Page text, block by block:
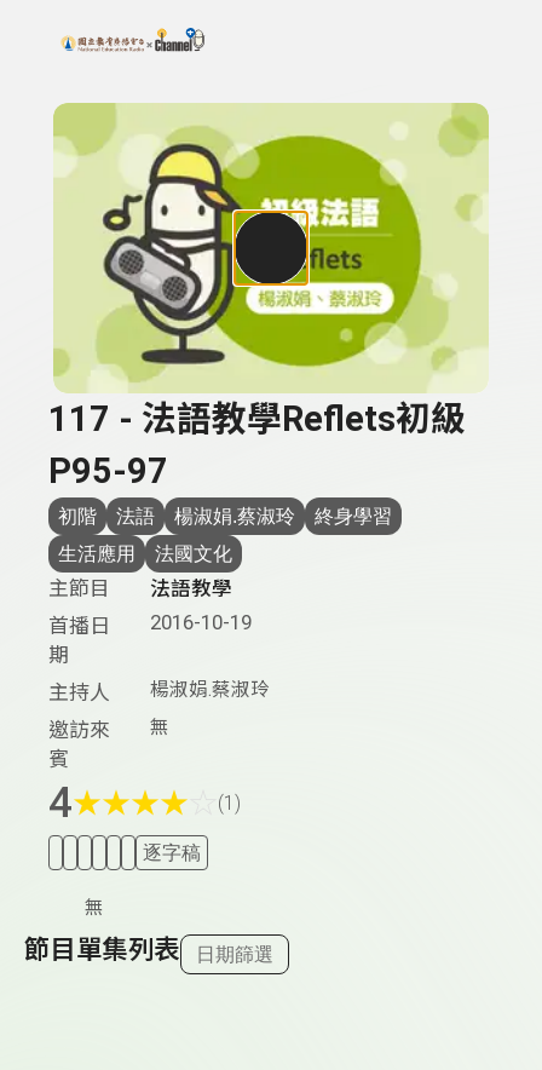
上方功能區塊
搜尋關鍵字：可輸入節目名稱、主持人或關鍵字
117 - 法語教學Reflets初級
P95-97
初階 法語 楊淑娟.蔡淑玲
終身學習
生活應用
法國文化
主節目
法語教學
首播日
期
2016-10-19
主持人 楊淑娟.蔡淑玲
邀訪來
賓
無
4★★★★ (1)
逐字稿
無
節目單集列表 日期篩選